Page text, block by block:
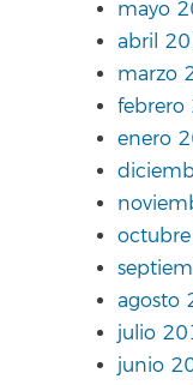
mayo
abril
marzo
febrero
enero
agosto
julio
junio